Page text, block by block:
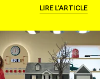
LIRE L'ARTICLE